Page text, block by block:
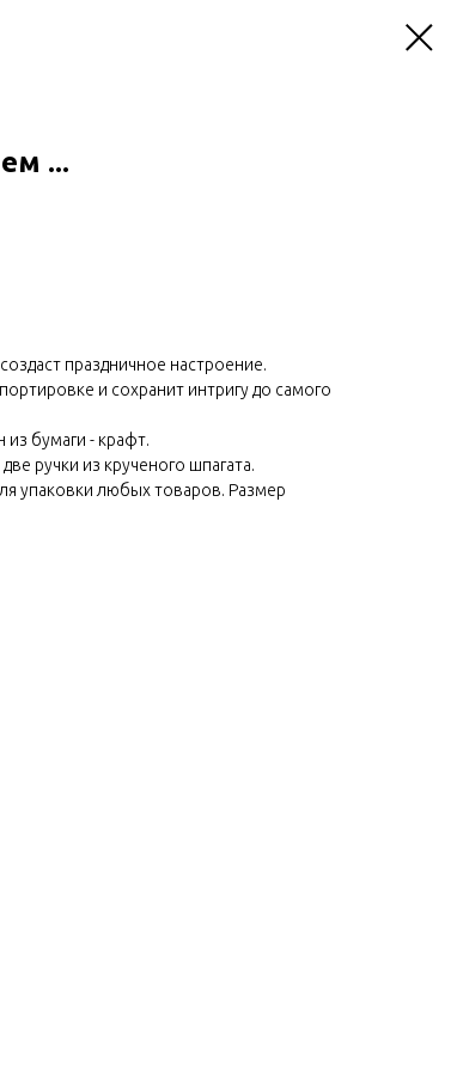
...
праздничное настроение.
и сохранит интригу до самого
бумаги - крафт.
ручки из крученого шпагата.
упаковки любых товаров. Размер